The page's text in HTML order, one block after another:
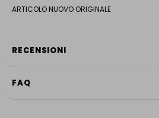
ARTICOLO NUOVO ORIGINALE
RECENSIONI
FAQ